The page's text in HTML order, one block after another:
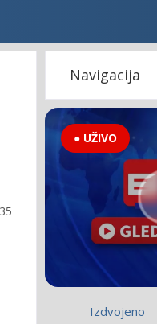
Navigacija
● UŽIVO
Izdvojeno